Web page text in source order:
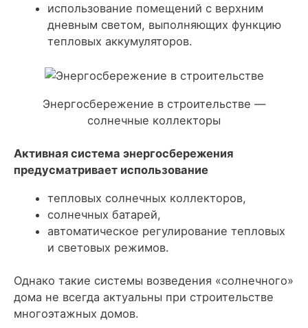
использование помещений с верхним
дневным светом, выполняющих функцию
тепловых аккумуляторов.
Энергосбережение в строительстве —
солнечные коллекторы
Активная система энергосбережения
предусматривает использование
тепловых солнечных коллекторов,
солнечных батарей,
автоматическое регулирование тепловых
и световых режимов.
Однако такие системы возведения «солнечного»
дома не всегда актуальны при строительстве
многоэтажных домов.